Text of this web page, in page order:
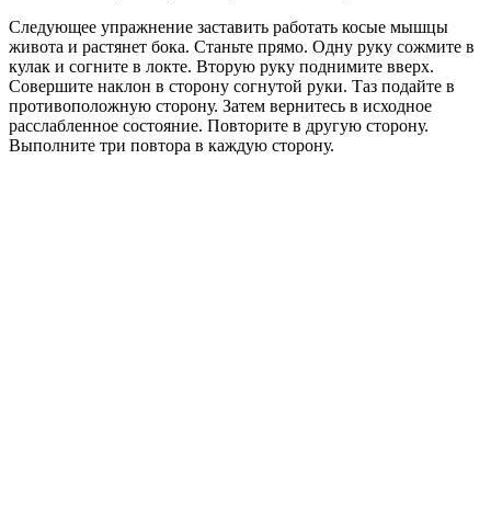
Следующее упражнение заставить работать косые мышцы
живота и растянет бока. Станьте прямо. Одну руку сожмите в
кулак и согните в локте. Вторую руку поднимите вверх.
Совершите наклон в сторону согнутой руки. Таз подайте в
противоположную сторону. Затем вернитесь в исходное
расслабленное состояние. Повторите в другую сторону.
Выполните три повтора в каждую сторону.